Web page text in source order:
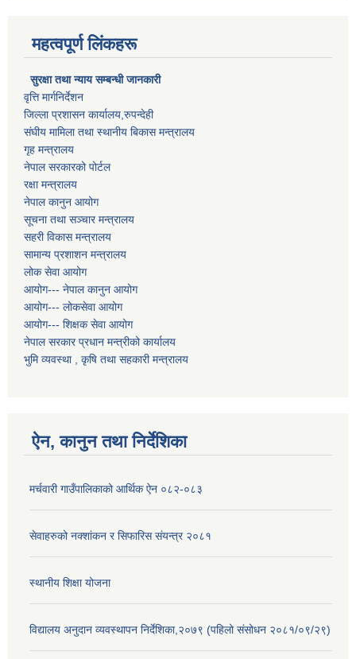
महत्वपूर्ण लिंकहरू
सुरक्षा तथा न्याय सम्बन्धी जानकारी
वृत्ति मार्गनिर्देशन
जिल्ला प्रशासन कार्यालय,रुपन्देही
संघीय मामिला तथा स्थानीय बिकास मन्त्रालय
गृह मन्त्रालय
नेपाल सरकारको पोर्टल
रक्षा मन्त्रालय
नेपाल कानुन आयोग
सूचना तथा सञ्चार मन्त्रालय
सहरी विकास मन्त्रालय
सामान्य प्रशाशन मन्त्रालय
लोक सेवा आयोग
आयोग--- नेपाल कानुन आयोग
आयोग--- लोकसेवा आयोग
आयोग--- शिक्षक सेवा आयोग
नेपाल सरकार प्रधान मन्त्रीको कार्यालय
भुमि व्यवस्था , कृषि तथा सहकारी मन्त्रालय
ऐन, कानुन तथा निर्देशिका
मर्चवारी गाउँपालिकाको आर्थिक ऐन ०८२-०८३
सेवाहरुको नक्शांकन र सिफारिस संयन्त्र २०८१
स्थानीय शिक्षा योजना
विद्यालय अनुदान व्यवस्थापन निर्देशिका,२०७९ (पहिलो संसोधन २०८१/०९/२९)